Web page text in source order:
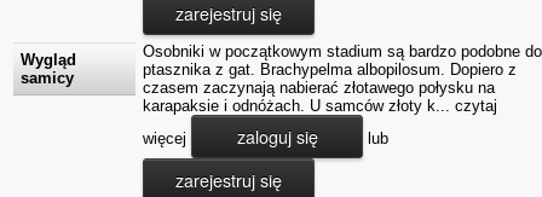
zarejestruj się
Wygląd
samicy
Osobniki w początkowym stadium są bardzo podobne do
ptasznika z gat. Brachypelma albopilosum. Dopiero z
czasem zaczynają nabierać złotawego połysku na
karapaksie i odnóżach. U samców złoty k... czytaj
więcej
zaloguj się lub
zarejestruj się